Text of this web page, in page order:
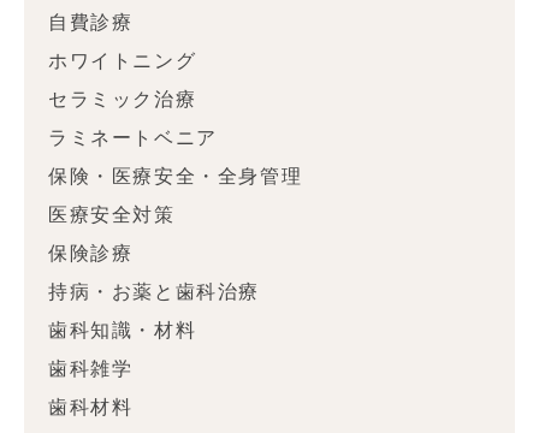
自費診療
ホワイトニング
セラミック治療
ラミネートベニア
保険・医療安全・全身管理
医療安全対策
保険診療
持病・お薬と歯科治療
歯科知識・材料
歯科雑学
歯科材料